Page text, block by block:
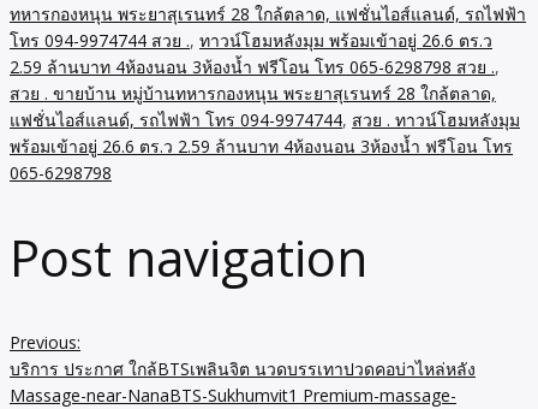
ทหารกองหนุน พระยาสุเรนทร์ 28 ใกล้ตลาด, แฟชั่นไอส์แลนด์, รถไฟฟ้า
โทร 094-9974744 สวย ., ทาวน์โฮมหลังมุม พร้อมเข้าอยู่ 26.6 ตร.ว
2.59 ล้านบาท 4ห้องนอน 3ห้องน้ำ ฟรีโอน โทร 065-6298798 สวย .,
สวย . ขายบ้าน หมู่บ้านทหารกองหนุน พระยาสุเรนทร์ 28 ใกล้ตลาด,
แฟชั่นไอส์แลนด์, รถไฟฟ้า โทร 094-9974744, สวย . ทาวน์โฮมหลังมุม
พร้อมเข้าอยู่ 26.6 ตร.ว 2.59 ล้านบาท 4ห้องนอน 3ห้องน้ำ ฟรีโอน โทร
065-6298798
Post navigation
Previous:
บริการ ประกาศ ใกล้BTSเพลินจิต นวดบรรเทาปวดคอบ่าไหล่หลัง
Massage-near-NanaBTS-Sukhumvit1 Premium-massage-